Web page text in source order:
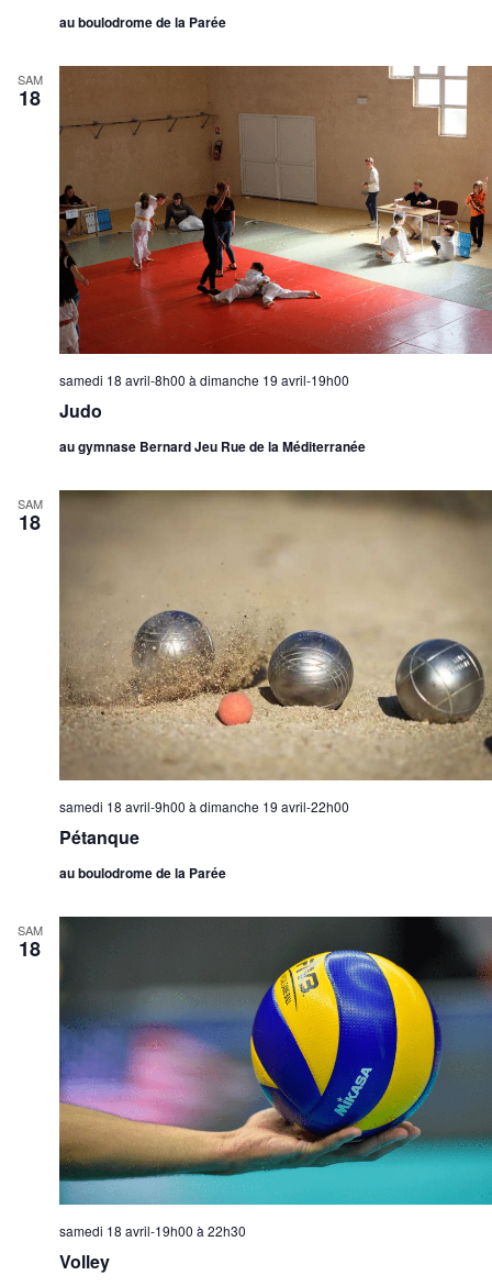
au boulodrome de la Parée
SAM
18
Judo
samedi 18 avril-8h00 à dimanche 19 avril-19h00
au gymnase Bernard Jeu Rue de la Méditerranée
SAM
18
Pétanque
samedi 18 avril-9h00 à dimanche 19 avril-22h00
au boulodrome de la Parée
SAM
18
Volley
samedi 18 avril-19h00 à 22h30